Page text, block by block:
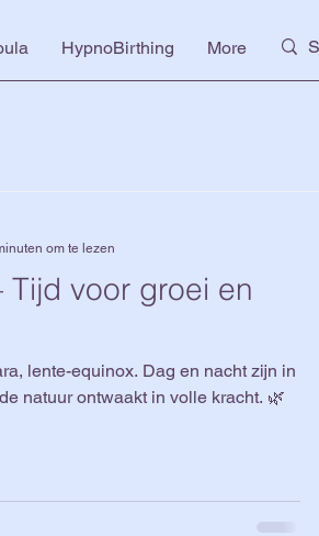
HypnoBirthing More
Tijd voor groei en
lente-equinox. Dag en nacht zijn in
natuur ontwaakt in volle kracht. 🌿
om te lezen